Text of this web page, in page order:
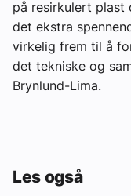
på resirkulert
det ekstra
virkelig frem til å
det tekniske og
Brynlund-Lima.
Les også